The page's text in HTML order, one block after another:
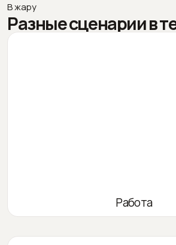
В жару
Разные сценарии в
Работа